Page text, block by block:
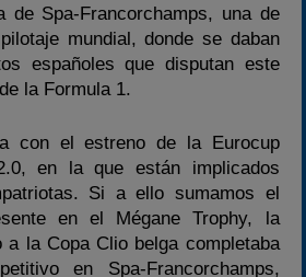
Estadísticas
Preguntas Frecuentes
de Spa-Francorchamps, una de
mundial, donde se daban
españoles que disputan este
la Formula 1.
con el estreno de la Eurocup
en la que están implicados
Si a ello sumamos el
en el Mégane Trophy, la
a la Copa Clio belga completaba
en Spa-Francorchamps,